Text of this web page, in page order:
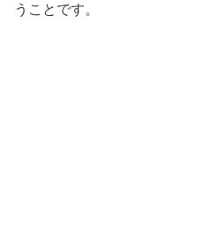
うことです。